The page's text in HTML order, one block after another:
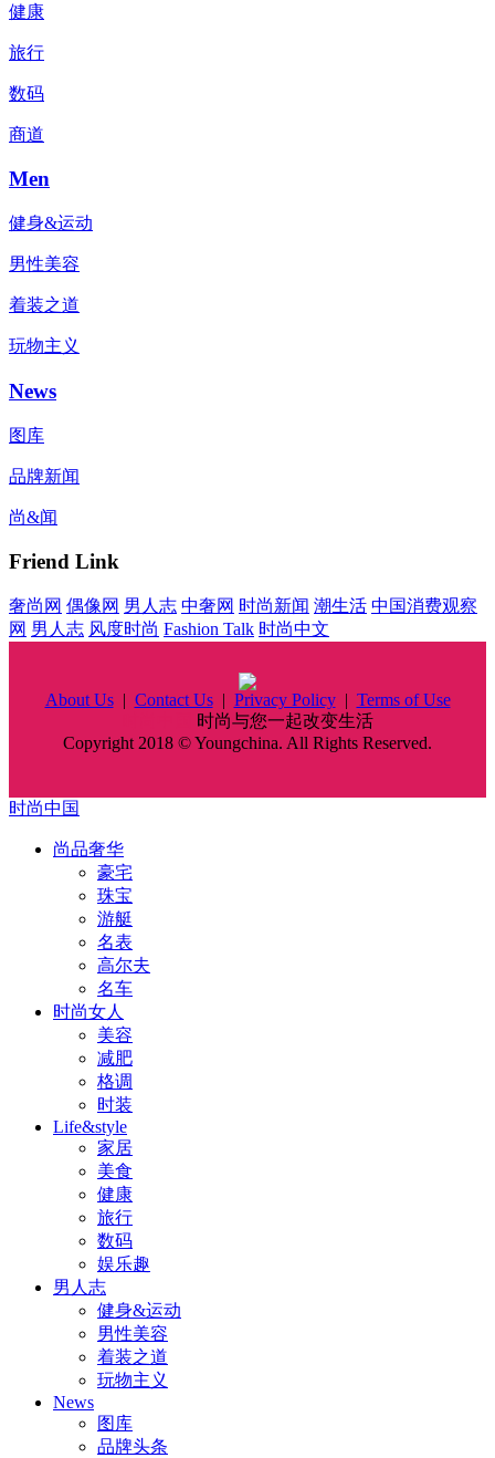
健康
旅行
数码
商道
Men
健身&运动
男性美容
着装之道
玩物主义
News
图库
品牌新闻
尚&闻
Friend Link
奢尚网 偶像网 男人志 中奢网 时尚新闻 潮生活 中国消费观察
网 男人志 风度时尚 Fashion Talk 时尚中文
About Us| Contact Us| Privacy Policy| Terms of Use
时尚与您一起改变生活
Copyright 2018 © Youngchina. All Rights Reserved.
时尚中国
尚品奢华
豪宅
珠宝
游艇
名表
高尔夫
名车
时尚女人
美容
减肥
格调
时装
Life&style
家居
美食
健康
旅行
数码
娱乐趣
男人志
健身&运动
男性美容
着装之道
玩物主义
News
图库
品牌头条